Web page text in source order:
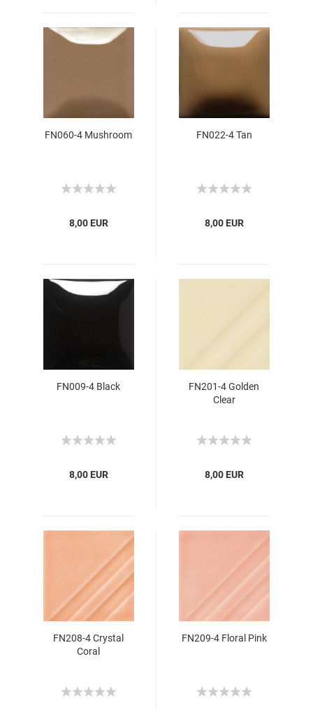
FN060-4 Mushroom
8,00 EUR
FN022-4 Tan
8,00 EUR
FN009-4 Black
8,00 EUR
FN201-4 Golden
Clear
8,00 EUR
FN208-4 Crystal
Coral
FN209-4 Floral Pink